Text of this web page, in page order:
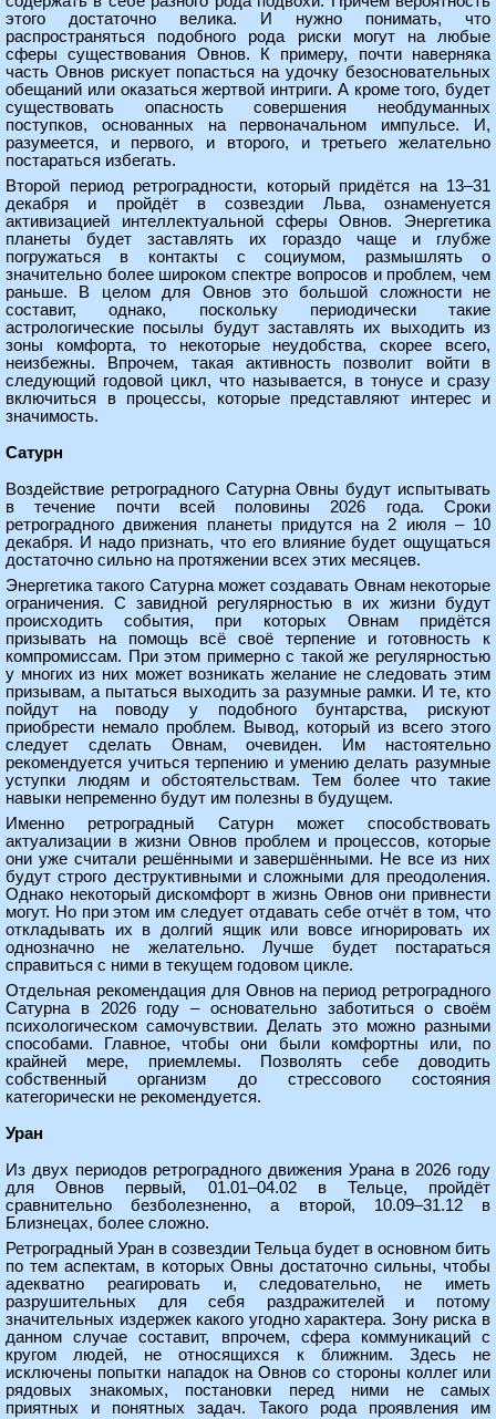
этого достаточно велика. И нужно понимать, что
распространяться подобного рода риски могут на любые
сферы существования Овнов. К примеру, почти наверняка
часть Овнов рискует попасться на удочку безосновательных
обещаний или оказаться жертвой интриги. А кроме того, будет
существовать опасность совершения необдуманных
поступков, основанных на первоначальном импульсе. И,
разумеется, и первого, и второго, и третьего желательно
постараться избегать.
Второй период ретроградности, который придётся на 13–31
декабря и пройдёт в созвездии Льва, ознаменуется
активизацией интеллектуальной сферы Овнов. Энергетика
планеты будет заставлять их гораздо чаще и глубже
погружаться в контакты с социумом, размышлять о
значительно более широком спектре вопросов и проблем, чем
раньше. В целом для Овнов это большой сложности не
составит, однако, поскольку периодически такие
астрологические посылы будут заставлять их выходить из
зоны комфорта, то некоторые неудобства, скорее всего,
неизбежны. Впрочем, такая активность позволит войти в
следующий годовой цикл, что называется, в тонусе и сразу
включиться в процессы, которые представляют интерес и
значимость.
Сатурн
Воздействие ретроградного Сатурна Овны будут испытывать
в течение почти всей половины 2026 года. Сроки
ретроградного движения планеты придутся на 2 июля – 10
декабря. И надо признать, что его влияние будет ощущаться
достаточно сильно на протяжении всех этих месяцев.
Энергетика такого Сатурна может создавать Овнам некоторые
ограничения. С завидной регулярностью в их жизни будут
происходить события, при которых Овнам придётся
призывать на помощь всё своё терпение и готовность к
компромиссам. При этом примерно с такой же регулярностью
у многих из них может возникать желание не следовать этим
призывам, а пытаться выходить за разумные рамки. И те, кто
пойдут на поводу у подобного бунтарства, рискуют
приобрести немало проблем. Вывод, который из всего этого
следует сделать Овнам, очевиден. Им настоятельно
рекомендуется учиться терпению и умению делать разумные
уступки людям и обстоятельствам. Тем более что такие
навыки непременно будут им полезны в будущем.
Именно ретроградный Сатурн может способствовать
актуализации в жизни Овнов проблем и процессов, которые
они уже считали решёнными и завершёнными. Не все из них
будут строго деструктивными и сложными для преодоления.
Однако некоторый дискомфорт в жизнь Овнов они привнести
могут. Но при этом им следует отдавать себе отчёт в том, что
откладывать их в долгий ящик или вовсе игнорировать их
однозначно не желательно. Лучше будет постараться
справиться с ними в текущем годовом цикле.
Отдельная рекомендация для Овнов на период ретроградного
Сатурна в 2026 году – основательно заботиться о своём
психологическом самочувствии. Делать это можно разными
способами. Главное, чтобы они были комфортны или, по
крайней мере, приемлемы. Позволять себе доводить
собственный организм до стрессового состояния
категорически не рекомендуется.
Уран
Из двух периодов ретроградного движения Урана в 2026 году
для Овнов первый, 01.01–04.02 в Тельце, пройдёт
сравнительно безболезненно, а второй, 10.09–31.12 в
Близнецах, более сложно.
Ретроградный Уран в созвездии Тельца будет в основном бить
по тем аспектам, в которых Овны достаточно сильны, чтобы
адекватно реагировать и, следовательно, не иметь
разрушительных для себя раздражителей и потому
значительных издержек какого угодно характера. Зону риска в
данном случае составит, впрочем, сфера коммуникаций с
кругом людей, не относящихся к ближним. Здесь не
исключены попытки нападок на Овнов со стороны коллег или
рядовых знакомых, постановки перед ними не самых
приятных и понятных задач. Такого рода проявления им